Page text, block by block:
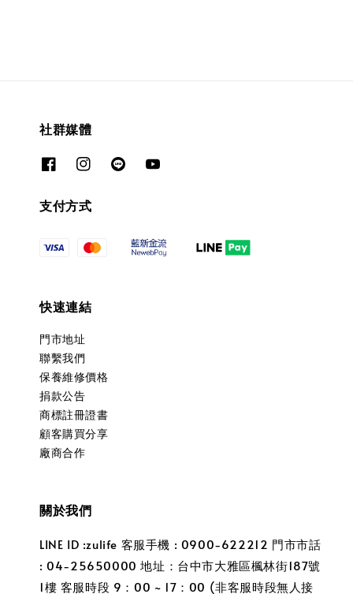
社群媒體
支付方式
快速連結
門市地址
聯繫我們
保養維修價格
捐款公告
商標註冊證書
顧客購買分享
廠商合作
關於我們
LINE ID :zulife 客服手機 : 0900-622212 門市市話
: 04-25650000 地址：台中市大雅區楓林街187號
1樓 客服時段 9：00 ~ 17：00 (非客服時段無人接